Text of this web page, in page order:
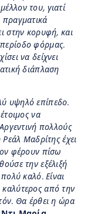
του, γιατί
στην κορυφή, και
φόρμας.
να δείχνει
διάπλαση
υψηλό επίπεδο.
να
πολλούς
Μαδρίτης έχει
φέρουν πίσω
την εξέλιξή
καλό. Είναι
καλύτερος από την
Θα έρθει η ώρα